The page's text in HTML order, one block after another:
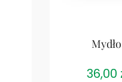
36,00